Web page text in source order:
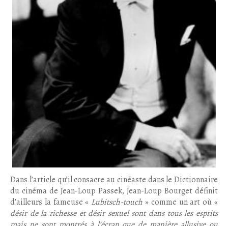
Dans l’article qu’il consacre au cinéaste dans le Dictionnaire
du cinéma de Jean-Loup Passek, Jean-Loup Bourget définit
d’ailleurs la fameuse « Lubitsch-touch » comme un art où «
désir de la richesse et désir sexuel sont dans tous les esprits